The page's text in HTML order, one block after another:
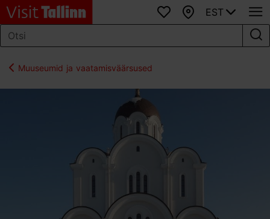
Lemmikud
Kaart
EST
Muuseumid ja vaatamisväärsused